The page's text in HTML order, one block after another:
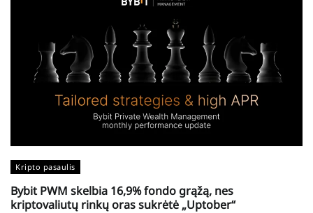
Kripto pasaulis
Bybit PWM skelbia 16,9% fondo grąžą, nes
kriptovaliutų rinkų oras sukrėtė „Uptober“